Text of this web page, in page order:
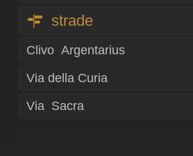
strade
Clivo Argentarius
Via della Curia
Via Sacra